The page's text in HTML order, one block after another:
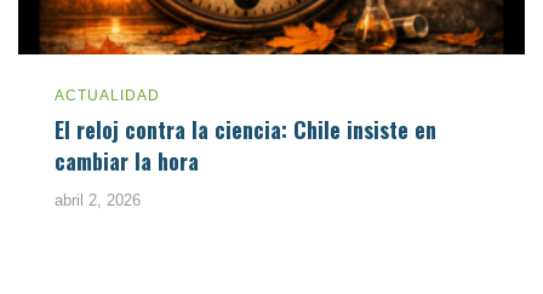
ACTUALIDAD
El reloj contra la ciencia: Chile insiste en
cambiar la hora
abril 2, 2026